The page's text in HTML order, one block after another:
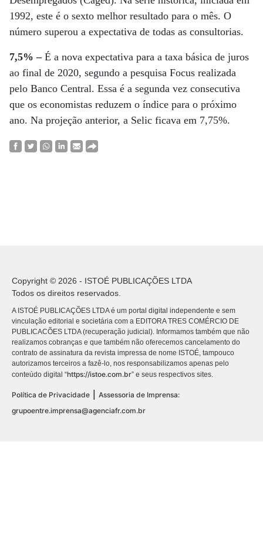
1992, este é o sexto melhor resultado para o mês. O
número superou a expectativa de todas as consultorias.
7,5% –É a nova expectativa para a taxa básica de juros
ao final de 2020, segundo a pesquisa Focus realizada
pelo Banco Central. Essa é a segunda vez consecutiva
que os economistas reduzem o índice para o próximo
ano. Na projeção anterior, a Selic ficava em 7,75%.
Copyright © 2026 - ISTOÉ PUBLICAÇÕES LTDA
Todos os direitos reservados.
A ISTOÉ PUBLICAÇÕES LTDA é um portal digital independente e sem
vinculação editorial e societária com a EDITORA TRES COMÉRCIO DE
PUBLICACÕES LTDA (recuperação judicial). Informamos também que não
realizamos cobranças e que também não oferecemos cancelamento do
contrato de assinatura da revista impressa de nome ISTOÉ, tampouco
autorizamos terceiros a fazê-lo, nos responsabilizamos apenas pelo
conteúdo digital “https://istoe.com.br” e seus respectivos sites.
Política de Privacidade
Assessoria de Imprensa:
grupoentre.imprensa@agenciafr.com.br